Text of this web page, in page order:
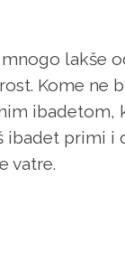
lakše
Kome ne
ibadet
vatre.